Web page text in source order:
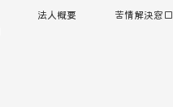
法人概要 苦情解決窓口